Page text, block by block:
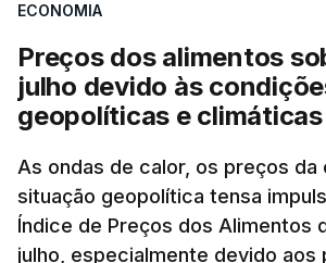
ECONOMIA
Preços dos alimentos
julho devido às
geopolíticas e climáticas
As ondas de calor, os preços da
situação geopolítica tensa
Índice de Preços dos Alimentos
julho, especialmente devido aos